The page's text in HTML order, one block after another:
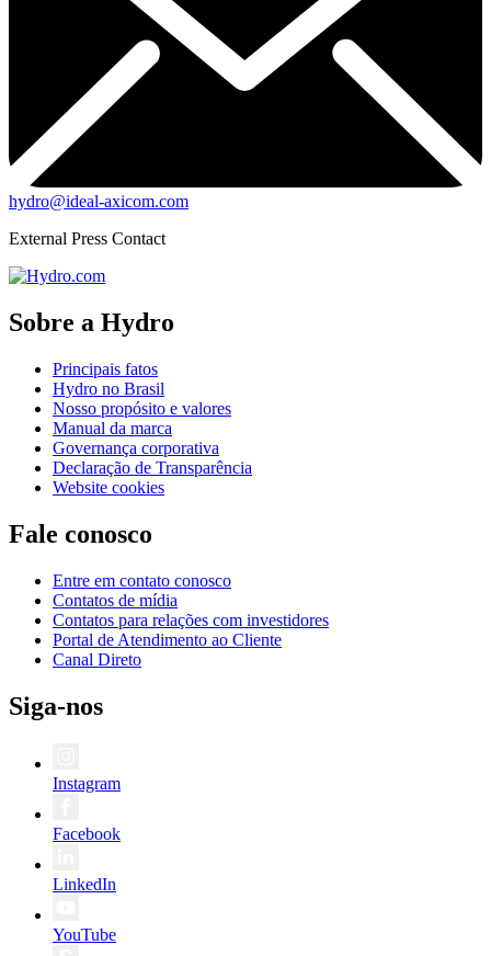
hydro@ideal-axicom.com
External Press Contact
Sobre a Hydro
Principais fatos
Hydro no Brasil
Nosso propósito e valores
Manual da marca
Governança corporativa
Declaração de Transparência
Website cookies
Fale conosco
Entre em contato conosco
Contatos de mídia
Contatos para relações com investidores
Portal de Atendimento ao Cliente
Canal Direto
Siga-nos
Instagram
Facebook
LinkedIn
YouTube